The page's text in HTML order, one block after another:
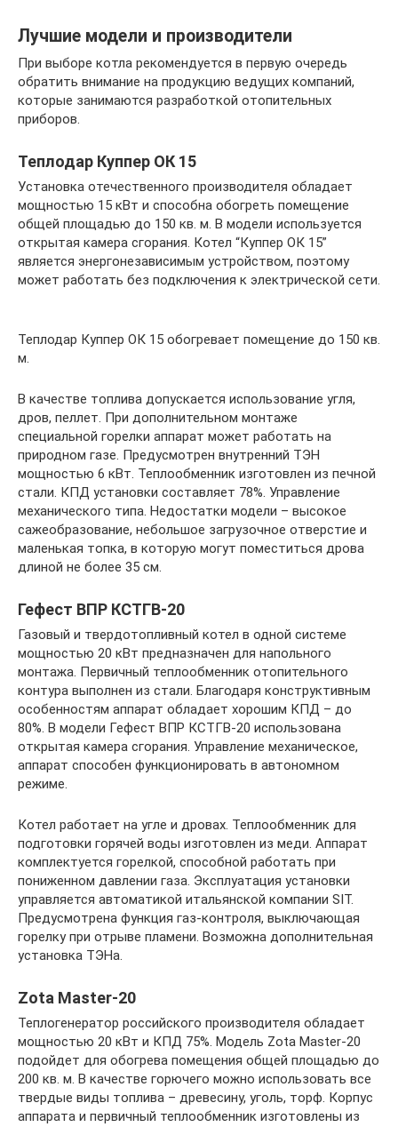
Лучшие модели и производители
При выборе котла рекомендуется в первую очередь
обратить внимание на продукцию ведущих компаний,
которые занимаются разработкой отопительных
приборов.
Теплодар Куппер ОК 15
Установка отечественного производителя обладает
мощностью 15 кВт и способна обогреть помещение
общей площадью до 150 кв. м. В модели используется
открытая камера сгорания. Котел “Куппер ОК 15”
является энергонезависимым устройством, поэтому
может работать без подключения к электрической сети.
Теплодар Куппер ОК 15 обогревает помещение до 150 кв.
м.
В качестве топлива допускается использование угля,
дров, пеллет. При дополнительном монтаже
специальной горелки аппарат может работать на
природном газе. Предусмотрен внутренний ТЭН
мощностью 6 кВт. Теплообменник изготовлен из печной
стали. КПД установки составляет 78%. Управление
механического типа. Недостатки модели – высокое
сажеобразование, небольшое загрузочное отверстие и
маленькая топка, в которую могут поместиться дрова
длиной не более 35 см.
Гефест ВПР КСТГВ-20
Газовый и твердотопливный котел в одной системе
мощностью 20 кВт предназначен для напольного
монтажа. Первичный теплообменник отопительного
контура выполнен из стали. Благодаря конструктивным
особенностям аппарат обладает хорошим КПД – до
80%. В модели Гефест ВПР КСТГВ-20 использована
открытая камера сгорания. Управление механическое,
аппарат способен функционировать в автономном
режиме.
Котел работает на угле и дровах. Теплообменник для
подготовки горячей воды изготовлен из меди. Аппарат
комплектуется горелкой, способной работать при
пониженном давлении газа. Эксплуатация установки
управляется автоматикой итальянской компании SIT.
Предусмотрена функция газ-контроля, выключающая
горелку при отрыве пламени. Возможна дополнительная
установка ТЭНа.
Zota Master-20
Теплогенератор российского производителя обладает
мощностью 20 кВт и КПД 75%. Модель Zota Master-20
подойдет для обогрева помещения общей площадью до
200 кв. м. В качестве горючего можно использовать все
твердые виды топлива – древесину, уголь, торф. Корпус
аппарата и первичный теплообменник изготовлены из